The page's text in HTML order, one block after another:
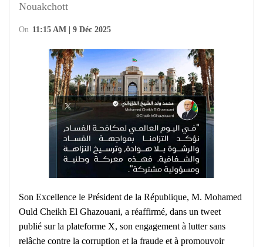
Nouakchott
On 11:15 AM | 9 Déc 2025
Son Excellence le Président de la République, M. Mohamed
Ould Cheikh El Ghazouani, a réaffirmé, dans un tweet
publié sur la plateforme X, son engagement à lutter sans
relâche contre la corruption et la fraude et à promouvoir